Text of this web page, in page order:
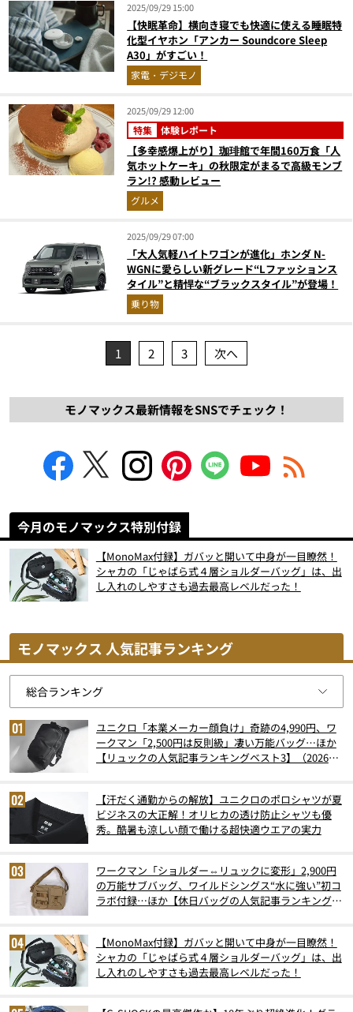
2025/09/29 15:00
【快眠革命】横向き寝でも快適に使える睡眠特
化型イヤホン「アンカー Soundcore Sleep
A30」がすごい！
家電・デジモノ
2025/09/29 12:00
特集 体験レポート
【多幸感爆上がり】珈琲館で年間160万食「人
気ホットケーキ」の秋限定がまるで高級モンブ
ラン!? 感動レビュー
グルメ
2025/09/29 07:00
「大人気軽ハイトワゴンが進化」ホンダ N-
WGNに愛らしい新グレード“Lファッションス
タイル”と精悍な“ブラックスタイル”が登場！
乗り物
1 2 3 次へ
モノマックス最新情報をSNSでチェック！
今月のモノマックス特別付録
【MonoMax付録】ガバッと開いて中身が一目瞭然！
シャカの「じゃばら式４層ショルダーバッグ」は、出
し入れのしやすさも過去最高レベルだった！
モノマックス 人気記事ランキング
ユニクロ「本業メーカー顔負け」奇跡の4,990円、ワ
ークマン「2,500円は反則級」凄い万能バッグ…ほか
【リュックの人気記事ランキングベスト3】（2026年
【汗だく通勤からの解放】ユニクロのポロシャツが夏
ビジネスの大正解！オリヒカの透け防止シャツも優
秀。酷暑も涼しい顔で働ける超快適ウエアの実力
ワークマン「ショルダー⇔リュックに変形」2,900円
の万能サブバッグ、ワイルドシングス“水に強い”初コ
ラボ付録…ほか【休日バッグの人気記事ランキングベ
【MonoMax付録】ガバッと開いて中身が一目瞭然！
シャカの「じゃばら式４層ショルダーバッグ」は、出
し入れのしやすさも過去最高レベルだった！